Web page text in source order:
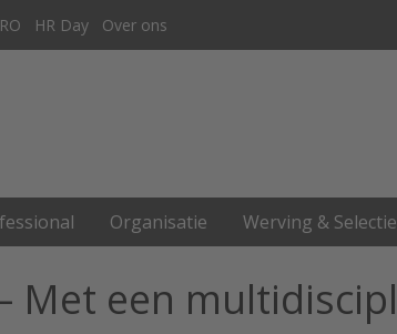
HR Day Over ons
Organisatie Werving & Selectie
Met een